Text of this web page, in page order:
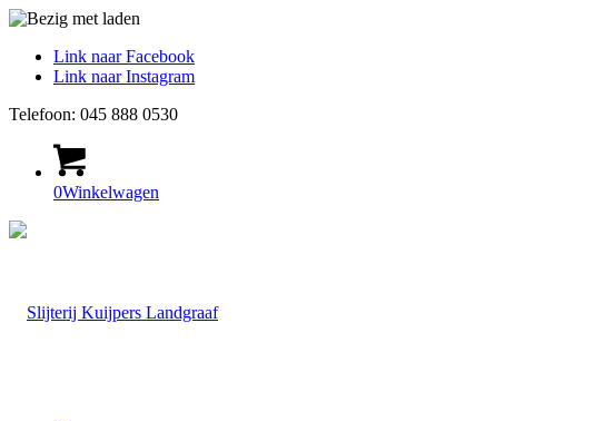
Link naar Facebook
Link naar Instagram
Telefoon: 045 888 0530
0Winkelwagen